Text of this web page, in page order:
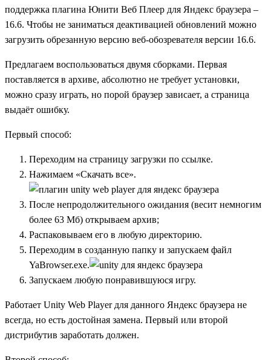
поддержка плагина Юнити Веб Плеер для Яндекс браузера –
16.6. Чтобы не заниматься деактивацией обновлений можно
загрузить обрезанную версию веб-обозревателя версии 16.6.
Предлагаем воспользоваться двумя сборками. Первая
поставляется в архиве, абсолютно не требует установки,
можно сразу играть, но порой браузер зависает, а страница
выдаёт ошибку.
Первый способ:
Переходим на страницу загрузки по ссылке.
Нажимаем «Скачать все».
После непродолжительного ожидания (весит немногим
более 63 Мб) открываем архив;
Распаковываем его в любую директорию.
Переходим в созданную папку и запускаем файл
YaBrowser.exe.
Запускаем любую понравившуюся игру.
Работает Unity Web Player для данного Яндекс браузера не
всегда, но есть достойная замена. Первый или второй
дистрибутив заработать должен.